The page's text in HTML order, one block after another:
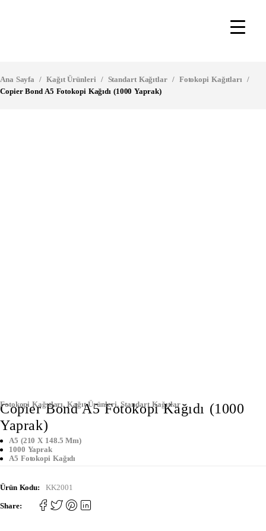
Ana Sayfa / Kağıt Ürünleri / Standart Kağıtlar / Fotokopi Kağıtları /
Copier Bond A5 Fotokopi Kağıdı (1000 Yaprak)
Fotokopi Kağıtları,Kağıt Ürünleri,Standart Kağıtlar
Copier Bond A5 Fotokopi Kağıdı (1000
Yaprak)
A5 (210 X 148.5 Mm)
1000 Yaprak
A5 Fotokopi Kağıdı
Ürün Kodu: KK2001
Share: